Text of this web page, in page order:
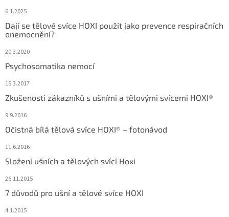
6.1.2025
Dají se tělové svíce HOXI použít jako prevence respiračních
onemocnění?
20.3.2020
Psychosomatika nemocí
15.3.2017
Zkušenosti zákazníků s ušními a tělovými svícemi HOXI®
9.9.2016
Očistná bílá tělová svíce HOXI® – fotonávod
11.6.2016
Složení ušních a tělových svící Hoxi
26.11.2015
7 důvodů pro ušní a tělové svíce HOXI
4.1.2015